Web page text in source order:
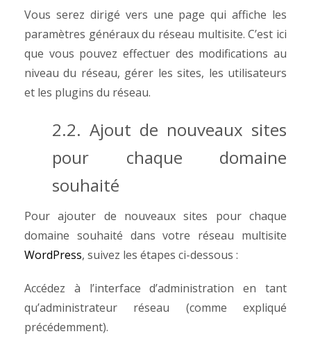
Vous serez dirigé vers une page qui affiche les
paramètres généraux du réseau multisite. C’est ici
que vous pouvez effectuer des modifications au
niveau du réseau, gérer les sites, les utilisateurs
et les plugins du réseau.
2.2. Ajout de nouveaux sites
pour chaque domaine
souhaité
Pour ajouter de nouveaux sites pour chaque
domaine souhaité dans votre réseau multisite
WordPress, suivez les étapes ci-dessous :
Accédez à l’interface d’administration en tant
qu’administrateur réseau (comme expliqué
précédemment).